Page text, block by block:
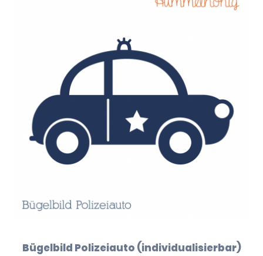
Bügelbild Polizeiauto (individualisierbar)